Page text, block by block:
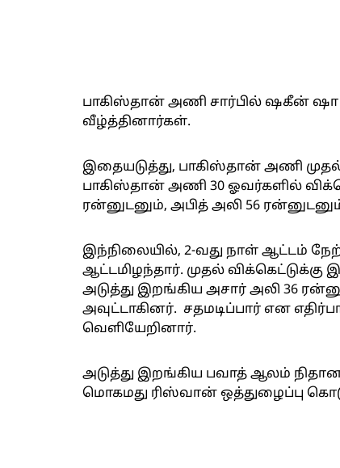
பாகிஸ்தான் அணி சார்பில் ஷகீன் ஷா
வீழ்த்தினார்கள்.
இதையடுத்து, பாகிஸ்தான் அணி
பாகிஸ்தான் அணி 30 ஓவர்களில்
ரன்னுடனும், அபித் அலி 56
இந்நிலையில், 2-வது நாள் ஆட்டம்
ஆட்டமிழந்தார். முதல் விக்கெட்டுக்கு
அடுத்து இறங்கிய அசார் அலி 36
அவுட்டாகினர். சதமடிப்பார் என
வெளியேறினார்.
அடுத்து இறங்கிய பவாத் ஆலம்
மொகமது ரிஸ்வான் ஒத்துழைப்பு